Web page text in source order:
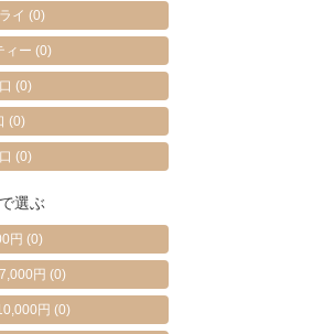
イ(0)
ィー(0)
(0)
(0)
(0)
選ぶ
円 (0)
円(0)
円 (0)